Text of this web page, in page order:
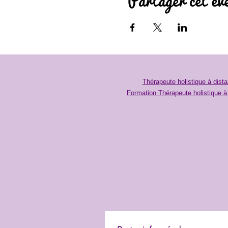
Formation Thérapeute holistique
Thérapeute holistique à